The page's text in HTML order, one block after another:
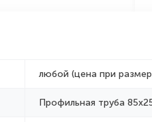
любой (цена при
Профильная труба